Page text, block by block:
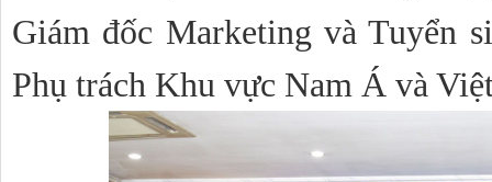
Giám đốc Marketing và Tuyển
Phụ trách Khu vực Nam Á và